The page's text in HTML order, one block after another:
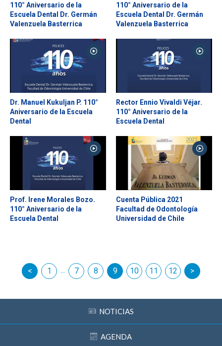
110° Aniversario de la
Escuela Dental Dr. Germán
Valenzuela Basterrica
110° Aniversario de la
Escuela Dental Dr. Germán
Valenzuela Basterrica
Dr. Manuel Kukuljan P. 110°
Aniversario de la Escuela
Dental
Rector Ennio Vivaldi Véjar.
110° Aniversario de la
Escuela Dental
Prof. Irene Morales Bozo.
110° Aniversario de la
Escuela Dental
Cuenta Pública 2021
Facultad de Odontología
Universidad de Chile
1 ... 7 8 9 10 11 12
siguiente
NOTICIAS
AGENDA